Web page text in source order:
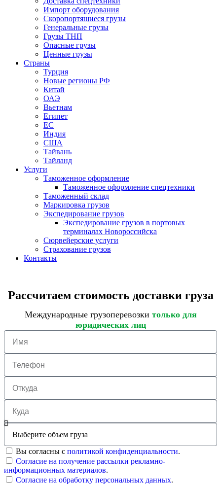
Импорт оборудования
Скоропортящиеся грузы
Генеральные грузы
Грузы ТНП
Опасные грузы
Ценные грузы
Страны
Турция
Новые регионы РФ
Китай
ОАЭ
Вьетнам
Египет
ЕС
Индия
США
Тайвань
Тайланд
Услуги
Таможенное оформление
Таможенное оформление спецтехники
Таможенный склад
Маркировка грузов
Экспедирование грузов
Экспедирование грузов в портовых
терминалах Новороссийска
Сюрвейерские услуги
Страхование грузов
Контакты
Рассчитаем стоимость доставки груза
Международные грузоперевозки только для
юридических лиц
Вы согласны с политикой конфиденциальности.
Согласие на получение рассылки рекламно-
информационных материалов.
Согласие на обработку персональных данных.